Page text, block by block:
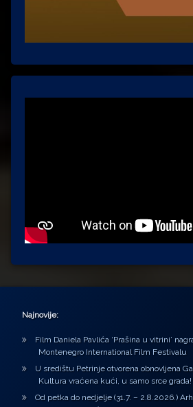
Najnovije:
Film Daniela Pavlića ‘Prašina u vitrini’
Montenegro International Film Festivalu
U središtu Petrinje otvorena obnovljena
Kultura vraćena kući, u samo srce grada!
Od petka do nedjelje (31.7. – 2.8.2026.)